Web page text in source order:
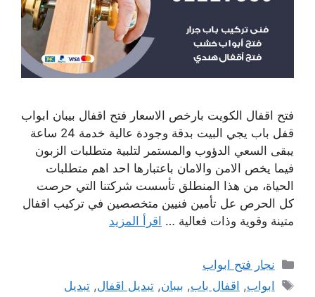
فتح اقفال الكويت بارخص الاسعار فتح اقفال بيبان ابواب
قفل باب يجي البيت بدقة وجودة عالية خدمة 24 ساعة
يبقى السعي الدؤوب والمستمر لتلبية متطلبات الزبون
فيما يخص الامن والامان باعتبارها احد اهم متطلبات
الحياة، من هذا المنطلق تأسست شركتنا التي حرصت
كل الحرص عل تأمين فنيين متخصصين في تركيب اقفال
متينة وقوية وذات فعالية … اقرأ المزيد
التصنيفات
نجار فتح ابواب
الوسوم
ابواب, اقفال باب, بيبان,تبديل اقفال,تبديل